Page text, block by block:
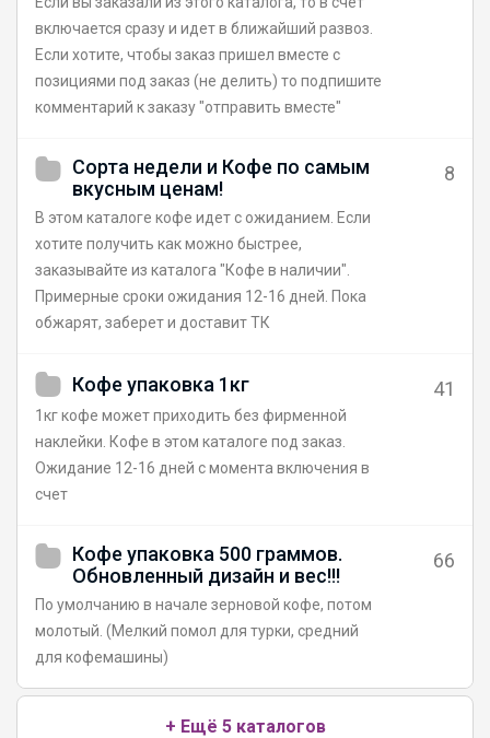
включается сразу и идет в ближайший развоз.
Если хотите, чтобы заказ пришел вместе с
позициями под заказ (не делить) то подпишите
комментарий к заказу "отправить вместе"
Сорта недели и Кофе по самым
вкусным ценам!
В этом каталоге кофе идет с ожиданием. Если
хотите получить как можно быстрее,
заказывайте из каталога "Кофе в наличии".
Примерные сроки ожидания 12-16 дней. Пока
обжарят, заберет и доставит ТК
8
Кофе упаковка 1кг
1кг кофе может приходить без фирменной
наклейки. Кофе в этом каталоге под заказ.
Ожидание 12-16 дней с момента включения в
счет
41
Кофе упаковка 500 граммов.
Обновленный дизайн и вес!!!
По умолчанию в начале зерновой кофе, потом
молотый. (Мелкий помол для турки, средний
для кофемашины)
66
+ Ещё 5 каталогов